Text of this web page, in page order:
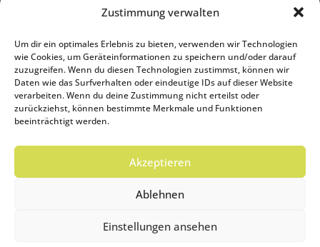
Zustimmung verwalten
Um dir ein optimales Erlebnis zu bieten, verwenden wir Technologien
wie Cookies, um Geräteinformationen zu speichern und/oder darauf
zuzugreifen. Wenn du diesen Technologien zustimmst, können wir
Daten wie das Surfverhalten oder eindeutige IDs auf dieser Website
verarbeiten. Wenn du deine Zustimmung nicht erteilst oder
zurückziehst, können bestimmte Merkmale und Funktionen
beeinträchtigt werden.
Akzeptieren
Ablehnen
Einstellungen ansehen